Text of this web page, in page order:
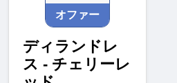
オファー
ディランドレ
ス - チェリーレ